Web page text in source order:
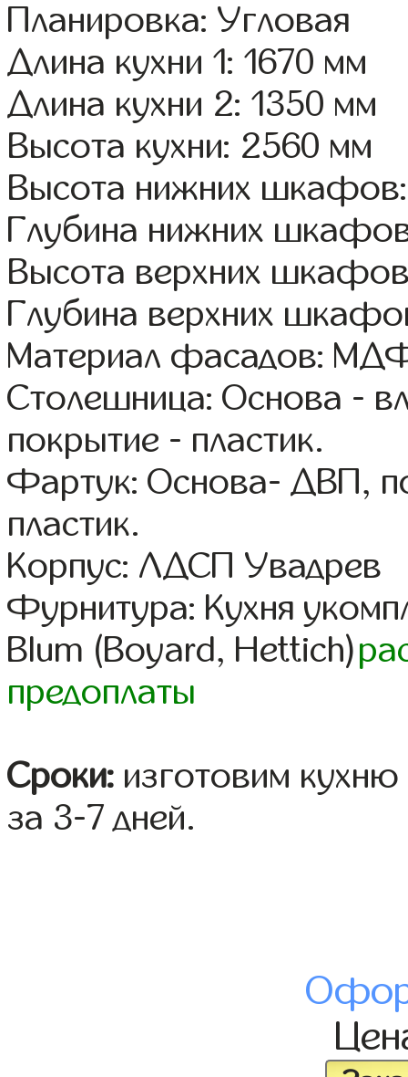
Планировка: Угловая
Длина кухни 1: 1670 мм
Длина кухни 2: 1350 мм
Высота кухни: 2560 мм
Высота нижних
Глубина нижних
Высота верхних
Глубина верхних
Материал фасадов:
Столешница: Основа -
покрытие - пластик.
Фартук: Основа- ДВП,
пластик.
Корпус: ЛДСП Увадрев
Фурнитура: Кухня
Blum (Boyard, Hettich)
предоплаты
Сроки: изготовим
за 3-7 дней.